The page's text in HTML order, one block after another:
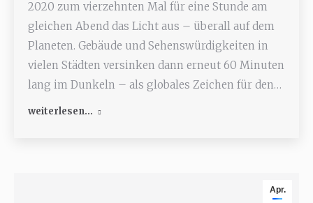
2020 zum vierzehnten Mal für eine Stunde am
gleichen Abend das Licht aus – überall auf dem
Planeten. Gebäude und Sehenswürdigkeiten in
vielen Städten versinken dann erneut 60 Minuten
lang im Dunkeln – als globales Zeichen für den…
weiterlesen...
Apr.